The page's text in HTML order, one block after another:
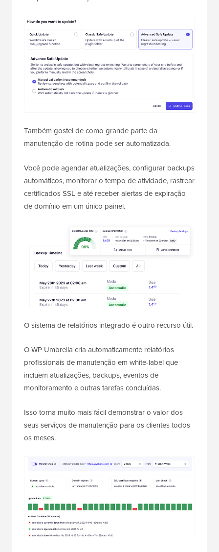
Também gostei de como grande parte da
manutenção de rotina pode ser automatizada.
Você pode agendar atualizações, configurar backups
automáticos, monitorar o tempo de atividade, rastrear
certificados SSL e até receber alertas de expiração
de domínio em um único painel.
O sistema de relatórios integrado é outro recurso útil.
O WP Umbrella cria automaticamente relatórios
profissionais de manutenção em white-label que
incluem atualizações, backups, eventos de
monitoramento e outras tarefas concluídas.
Isso torna muito mais fácil demonstrar o valor dos
seus serviços de manutenção para os clientes todos
os meses.